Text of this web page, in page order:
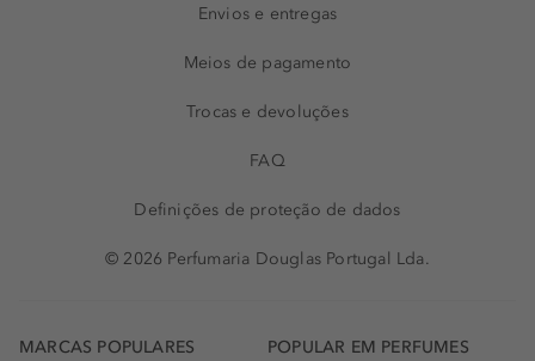
Envios e entregas
Meios de pagamento
Trocas e devoluções
FAQ
Definições de proteção de dados
© 2026 Perfumaria Douglas Portugal Lda.
MARCAS POPULARES POPULAR EM PERFUMES